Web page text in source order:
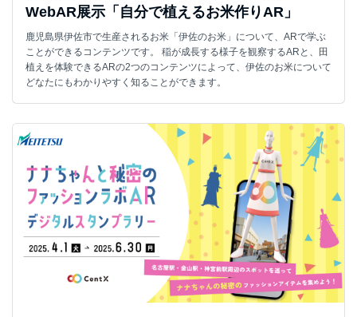
WebAR展示「自分で植えるお米作りAR」
鹿児島県伊佐市で生産されるお米「伊佐のお米」について、ARで学ぶ
ことができるコンテンツです。 稲が成長する様子を観察するARと、田
植えを体験できるARの2つのコンテンツによって、伊佐のお米について
どなたにもわかりやすく知ることができます。